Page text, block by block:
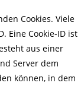
Cookies. Viele
Eine Cookie-ID ist
aus einer
Server dem
können, in dem